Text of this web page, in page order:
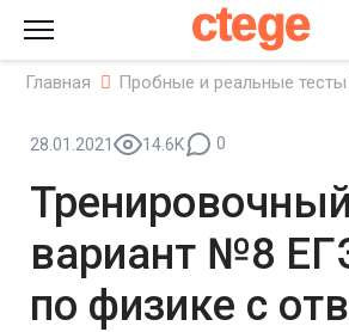
ctege
Главная Пробные и реальные
28.01.2021 14.6K 0
Тренировочный
вариант №8
по физике с